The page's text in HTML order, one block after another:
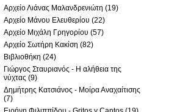
Αρχείο Λιάνας Μαλανδρενιώτη (19)
Αρχείο Μάνου Ελευθερίου (22)
Αρχείο Μιχάλη Γρηγορίου (57)
Αρχείο Σωτήρη Κακίση (82)
Βιβλιοθήκη (24)
Γιώργος Σταυριανός - Η αλήθεια της
νύχτας (9)
Δημήτρης Κατσιάνος - Μοίρα Αναχαίτισης
(7)